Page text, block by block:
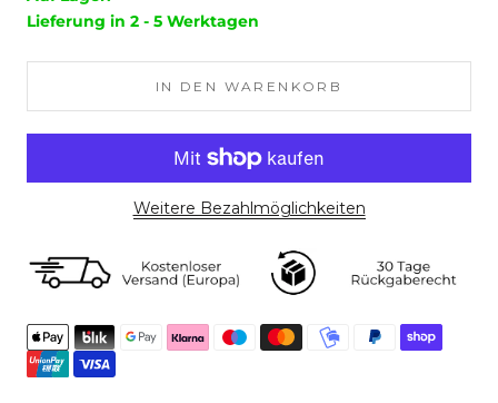
Lieferung in 2 - 5 Werktagen
IN DEN WARENKORB
Weitere Bezahlmöglichkeiten